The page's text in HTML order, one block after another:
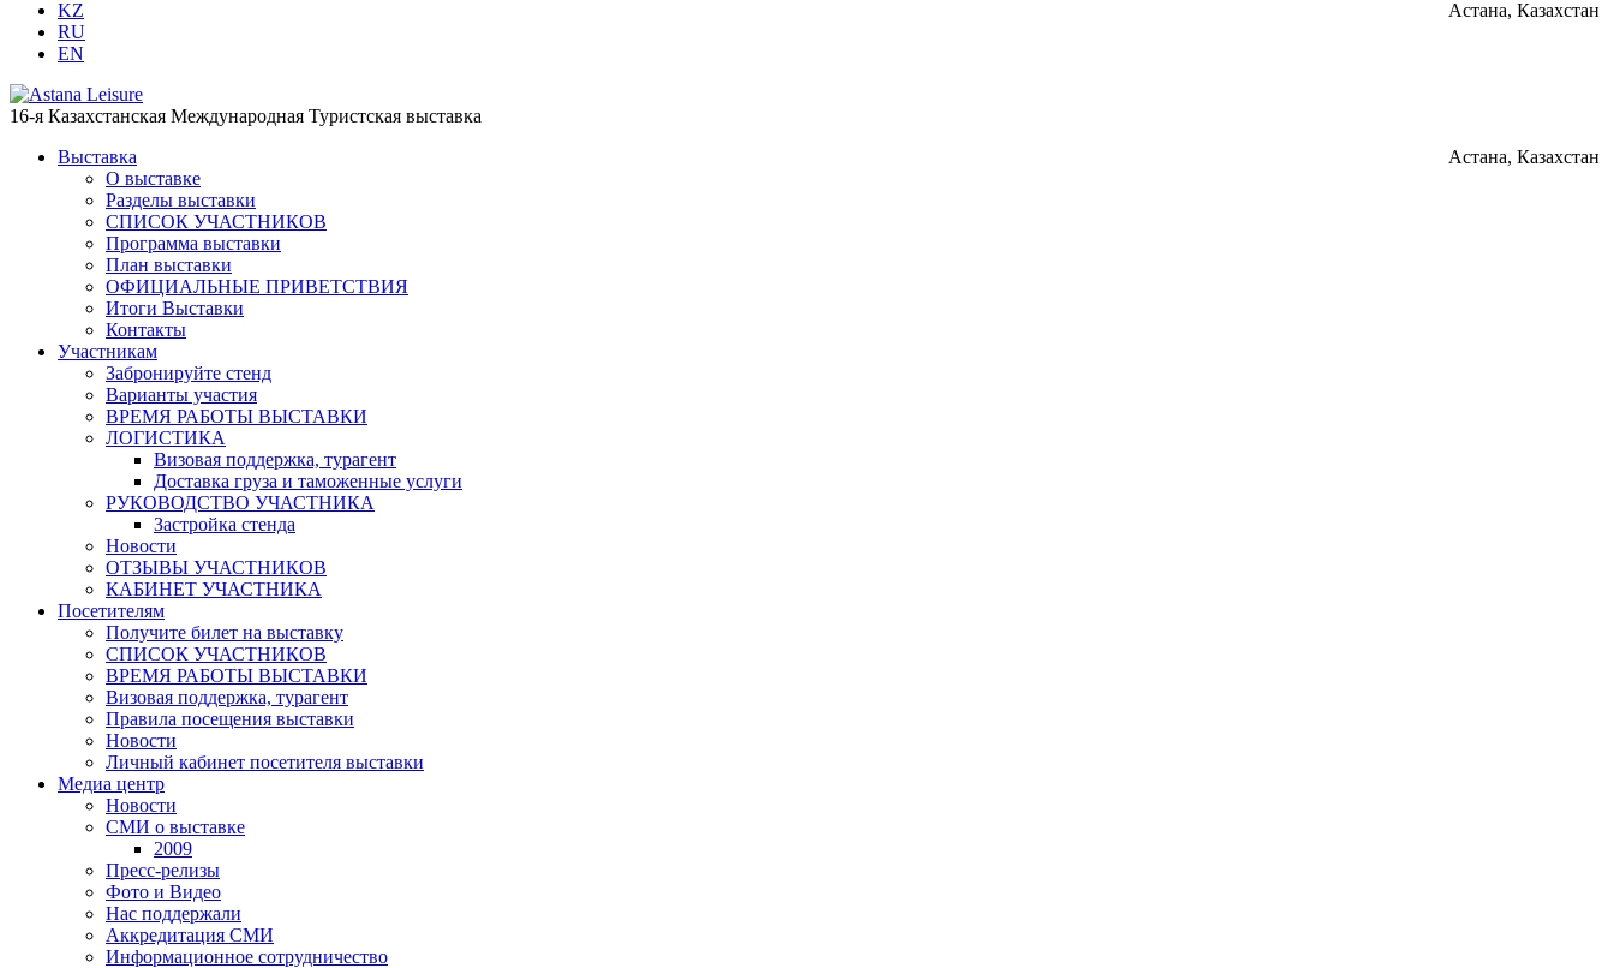
Астана, Казахстан
KZ
RU
EN
16-я Казахстанская Международная Туристская выставка
Астана, Казахстан
Выставка
О выставке
Разделы выставки
СПИСОК УЧАСТНИКОВ
Программа выставки
План выставки
ОФИЦИАЛЬНЫЕ ПРИВЕТСТВИЯ
Итоги Выставки
Контакты
Участникам
Забронируйте стенд
Варианты участия
ВРЕМЯ РАБОТЫ ВЫСТАВКИ
ЛОГИСТИКА
Визовая поддержка, турагент
Доставка груза и таможенные услуги
РУКОВОДСТВО УЧАСТНИКА
Застройка стенда
Новости
ОТЗЫВЫ УЧАСТНИКОВ
КАБИНЕТ УЧАСТНИКА
Посетителям
Получите билет на выставку
СПИСОК УЧАСТНИКОВ
ВРЕМЯ РАБОТЫ ВЫСТАВКИ
Визовая поддержка, турагент
Правила посещения выставки
Новости
Личный кабинет посетителя выставки
Медиа центр
Новости
СМИ о выставке
2009
Пресс-релизы
Фото и Видео
Нас поддержали
Аккредитация СМИ
Информационное сотрудничество